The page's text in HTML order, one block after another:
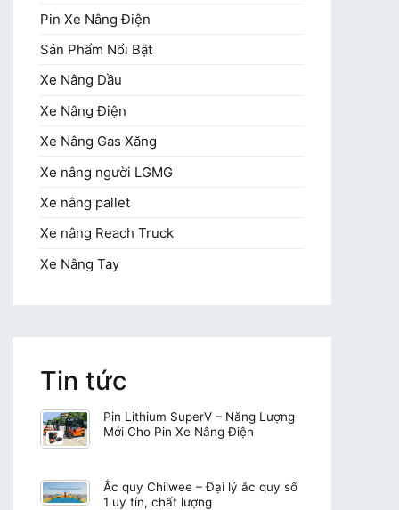
Pin Xe Nâng Điện
Sản Phẩm Nổi Bật
Xe Nâng Dầu
Xe Nâng Điện
Xe Nâng Gas Xăng
Xe nâng người LGMG
Xe nâng pallet
Xe nâng Reach Truck
Xe Nâng Tay
Tin tức
Pin Lithium SuperV – Năng Lượng
Mới Cho Pin Xe Nâng Điện
Ắc quy Chilwee – Đại lý ắc quy số
1 uy tín, chất lượng